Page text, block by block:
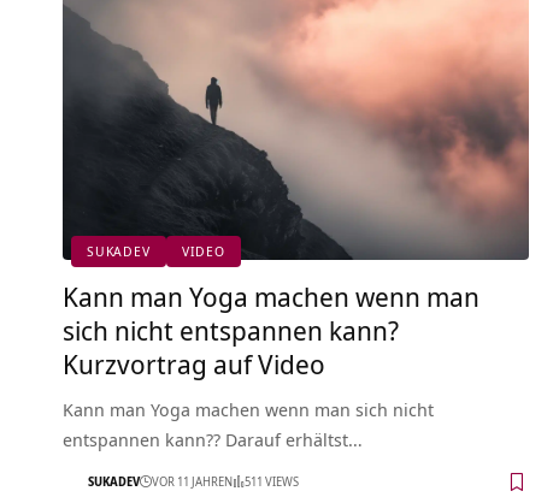
SUKADEV VIDEO
Kann man Yoga machen wenn man
sich nicht entspannen kann?
Kurzvortrag auf Video
Kann man Yoga machen wenn man sich nicht
entspannen kann?? Darauf erhältst…
SUKADEV VOR 11 JAHREN 511 VIEWS